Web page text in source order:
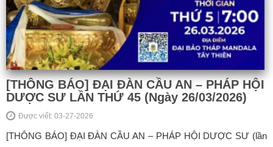
[THÔNG BÁO] ĐẠI ĐÀN CẦU AN – PHÁP HỘI
DƯỢC SƯ LẦN THỨ 45 (Ngày 26/03/2026)
Được viết: 03-27-2026
[THÔNG BÁO] ĐẠI ĐÀN CẦU AN – PHÁP HỘI DƯỢC SƯ (lần